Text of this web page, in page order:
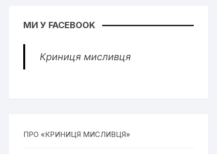
МИ У FACEBOOK
Криниця мисливця
ПРО «КРИНИЦЯ МИСЛИВЦЯ»